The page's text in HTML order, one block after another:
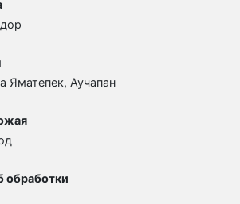
Яматепек, Аучапан
обработки